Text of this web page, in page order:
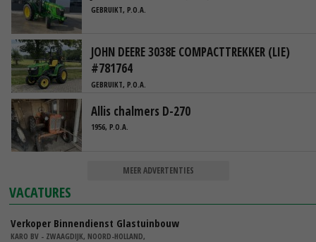
GEBRUIKT, P.O.A.
JOHN DEERE 3038E COMPACTTREKKER (LIE)
#781764
GEBRUIKT, P.O.A.
Allis chalmers D-270
1956, P.O.A.
MEER ADVERTENTIES
VACATURES
Verkoper Binnendienst Glastuinbouw
KARO BV - ZWAAGDIJK, NOORD-HOLLAND,